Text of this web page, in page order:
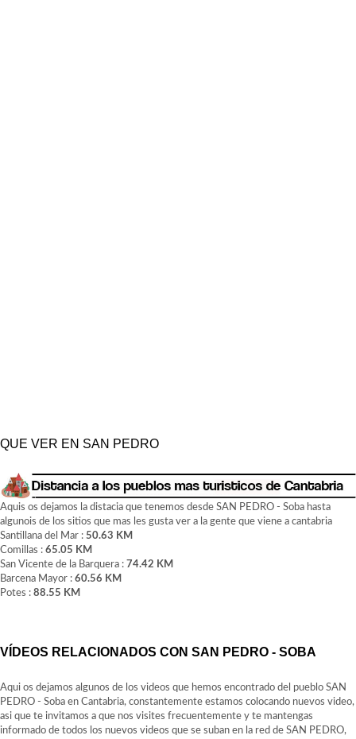
QUE VER EN SAN PEDRO
Aquis os dejamos la distacia que tenemos desde SAN PEDRO - Soba hasta
algunois de los sitios que mas les gusta ver a la gente que viene a cantabria
Santillana del Mar : 50.63 KM
Comillas : 65.05 KM
San Vicente de la Barquera : 74.42 KM
Barcena Mayor : 60.56 KM
Potes : 88.55 KM
VÍDEOS RELACIONADOS CON SAN PEDRO - SOBA
Aqui os dejamos algunos de los videos que hemos encontrado del pueblo SAN
PEDRO - Soba en Cantabria, constantemente estamos colocando nuevos video,
asi que te invitamos a que nos visites frecuentemente y te mantengas
informado de todos los nuevos videos que se suban en la red de SAN PEDRO,